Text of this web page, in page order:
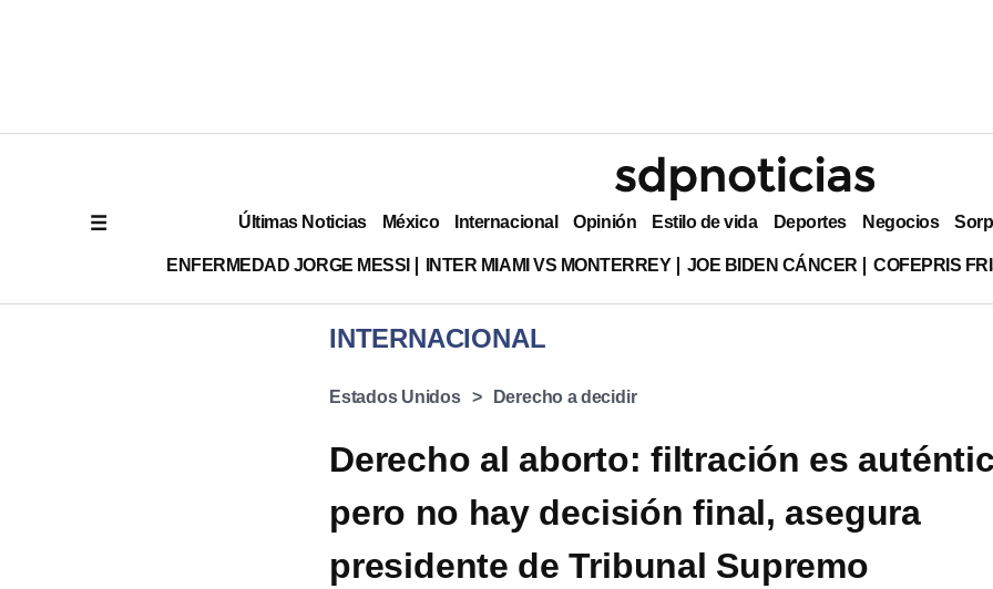
Últimas Noticias México Internacional Opinión Estilo de vida Deportes Negocios
ENFERMEDAD JORGE MESSI INTER MIAMI VS MONTERREY JOE BIDEN CÁNCER COFEPRIS
INTERNACIONAL
Estados Unidos Derecho a decidir
Derecho al aborto: filtración es
pero no hay decisión final, asegura
presidente de Tribunal Supremo